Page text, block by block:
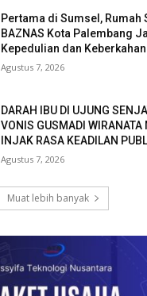
Pertama di Sumsel, Rumah
BAZNAS Kota Palembang
Kepedulian dan Keberkahan
Agustus 7, 2026
DARAH IBU DI UJUNG
VONIS GUSMADI
INJAK RASA KEADILAN
Agustus 7, 2026
Muat lebih banyak